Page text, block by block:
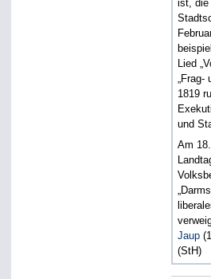
ist,
Lied
„Frag-
1819
und
Am
Jaup
(StH)